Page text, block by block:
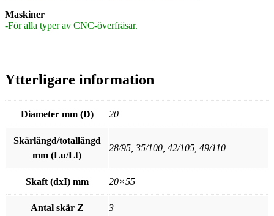
Maskiner
-För alla typer av CNC-överfräsar.
Ytterligare information
Diameter mm (D) 20
Skärlängd/totallängd
mm (Lu/Lt)
28/95, 35/100, 42/105, 49/110
Skaft (dxI) mm 20×55
Antal skär Z 3